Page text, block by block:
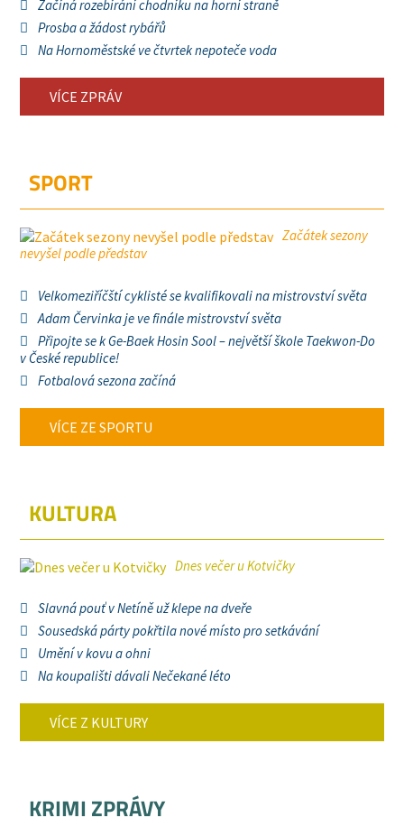
Začíná rozebírání chodníku na horní straně
Prosba a žádost rybářů
Na Hornoměstské ve čtvrtek nepoteče voda
VÍCE ZPRÁV
SPORT
Začátek sezony
nevyšel podle představ
Velkomeziříčští cyklisté se kvalifikovali na mistrovství světa
Adam Červinka je ve finále mistrovství světa
Připojte se k Ge-Baek Hosin Sool – největší škole Taekwon-Do
v České republice!
Fotbalová sezona začíná
VÍCE ZE SPORTU
KULTURA
Dnes večer u Kotvičky
Slavná pouť v Netíně už klepe na dveře
Sousedská párty pokřtila nové místo pro setkávání
Umění v kovu a ohni
Na koupališti dávali Nečekané léto
VÍCE Z KULTURY
KRIMI ZPRÁVY